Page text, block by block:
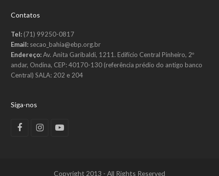
Contatos
Tel: (71) 99250-0817
Email: secao_bahia@ebp.org.br
Endereço:Av. Anita Garibaldi, 1211. Edifício Central Pinheiro, 2º
andar, Ondina, CEP: 40170-130 (referência prédio do antigo banco
Central) SALA: 202 e 204
Siga-nos
Facebook
InstagramYoutube
Copyright 2013 - All Rights Reserved